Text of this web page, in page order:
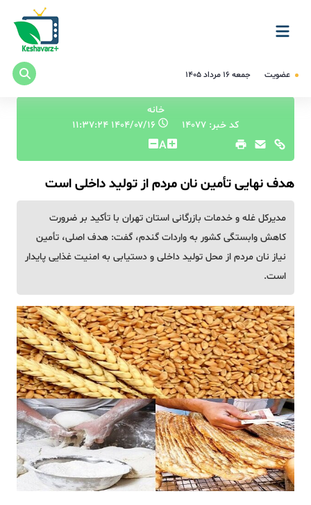
عضویت جمعه ۱۶ مرداد ۱۴۰۵
خانه
کد خبر: 14077
۱۴۰۴/۰۷/۱۶ ۱۱:۳۷:۲۴
A
هدف نهایی تأمین نان مردم از تولید داخلی است
مدیرکل غله و خدمات بازرگانی استان تهران با تأکید بر ضرورت
کاهش وابستگی کشور به واردات گندم، گفت: هدف اصلی، تأمین
نیاز نان مردم از محل تولید داخلی و دستیابی به امنیت غذایی پایدار
است.